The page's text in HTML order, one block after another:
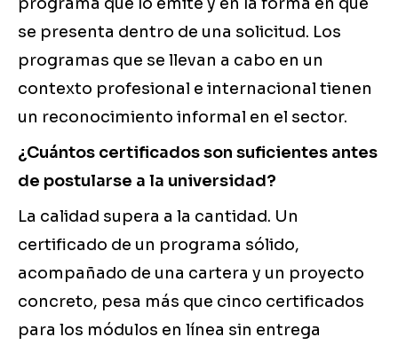
se presenta dentro de una solicitud. Los
programas que se llevan a cabo en un
contexto profesional e internacional tienen
un reconocimiento informal en el sector.
¿Cuántos certificados son suficientes antes
de postularse a la universidad?
La calidad supera a la cantidad. Un
certificado de un programa sólido,
acompañado de una cartera y un proyecto
concreto, pesa más que cinco certificados
para los módulos en línea sin entrega